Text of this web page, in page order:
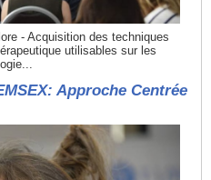
- Acquisition des techniques
utilisables sur les
Approche Centrée